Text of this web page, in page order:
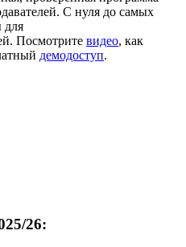
С нуля до самых
для
Посмотрите видео, как
демодоступ.
26: